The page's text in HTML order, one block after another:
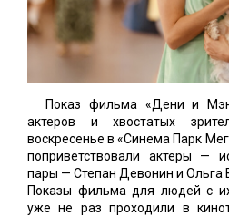
Показ фильма «Дени и
актеров и хвостатых
воскресенье в «Синема Парк
поприветствовали актеры —
пары — Степан Девонин и Ольга
Показы фильма для людей с
уже не раз проходили в